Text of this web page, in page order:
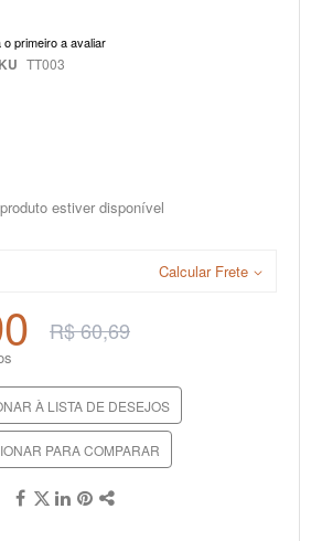
o primeiro a avaliar
TT003
estiver disponível
Calcular Frete
R$ 60,69
À LISTA DE DESEJOS
PARA COMPARAR